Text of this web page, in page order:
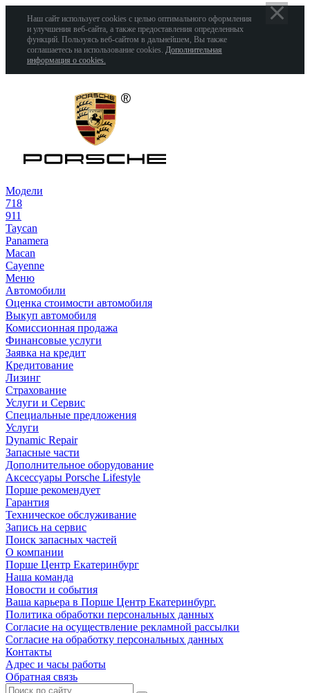
Наш сайт использует cookies с целью оптимального оформления
и улучшения веб-сайта, а также предоставления определенных
функций. Пользуясь веб-сайтом в дальнейшем, Вы также
соглашаетесь на использование cookies. Дополнительная
информация о cookies.
Модели
718
911
Taycan
Panamera
Macan
Cayenne
Меню
Автомобили
Оценка стоимости автомобиля
Выкуп автомобиля
Комиссионная продажа
Финансовые услуги
Заявка на кредит
Кредитование
Лизинг
Страхование
Услуги и Сервис
Специальные предложения
Услуги
Dynamic Repair
Запасные части
Дополнительное оборудование
Аксессуары Porsche Lifestyle
Порше рекомендует
Гарантия
Техническое обслуживание
Запись на сервис
Поиск запасных частей
О компании
Порше Центр Екатеринбург
Наша команда
Новости и события
Ваша карьера в Порше Центр Екатеринбург.
Политика обработки персональных данных
Согласие на осуществление рекламной рассылки
Согласие на обработку персональных данных
Контакты
Адрес и часы работы
Обратная связь